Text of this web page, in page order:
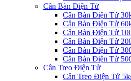
Cân Bàn Điện Tử
Cân Bàn Điện Tử
Cân Bàn Điện Tử
Cân Bàn Điện Tử
Cân Bàn Điện Tử
Cân Bàn Điện Tử
Cân Bàn Điện Tử
Cân Treo Điện Tử
Cân Treo Điện Tử